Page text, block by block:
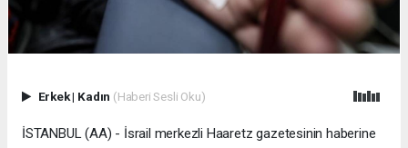
Erkek| Kadın (Haberi Sesli Oku)
İSTANBUL (AA) - İsrail merkezli Haaretz gazetesinin haberine